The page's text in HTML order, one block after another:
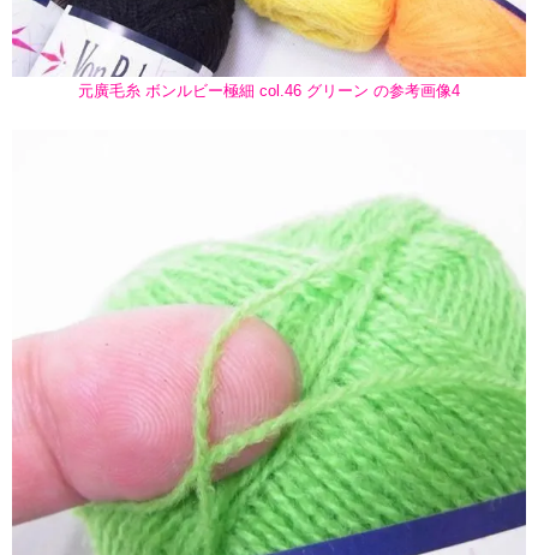
元廣毛糸 ボンルビー極細 col.46 グリーン の参考画像4